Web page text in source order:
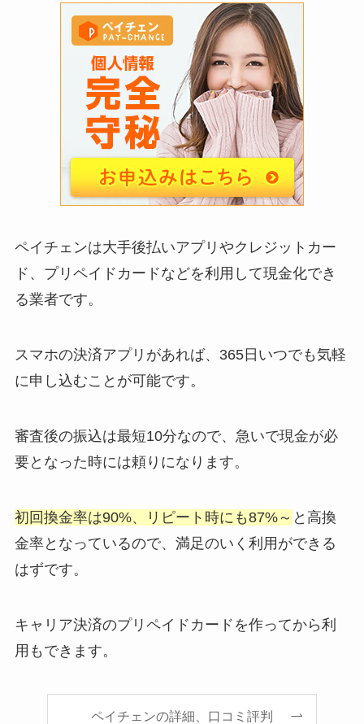
ペイチェンは大手後払いアプリやクレジットカー
ド、プリペイドカードなどを利用して現金化でき
る業者です。
スマホの決済アプリがあれば、365日いつでも気軽
に申し込むことが可能です。
審査後の振込は最短10分なので、急いで現金が必
要となった時には頼りになります。
初回換金率は90%、リピート時にも87%～ と高換
金率となっているので、満足のいく利用ができる
はずです。
キャリア決済のプリペイドカードを作ってから利
用もできます。
ペイチェンの詳細、口コミ評判